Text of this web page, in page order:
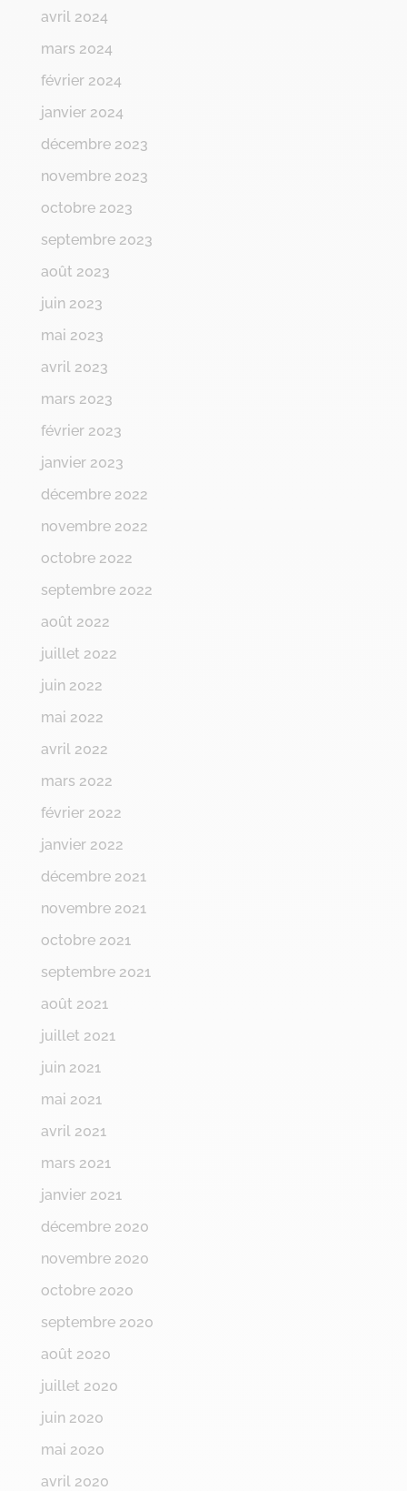
avril 2024
mars 2024
février 2024
janvier 2024
décembre 2023
novembre 2023
octobre 2023
septembre 2023
août 2023
juin 2023
mai 2023
avril 2023
mars 2023
février 2023
janvier 2023
décembre 2022
novembre 2022
octobre 2022
septembre 2022
août 2022
juillet 2022
juin 2022
mai 2022
avril 2022
mars 2022
février 2022
janvier 2022
décembre 2021
novembre 2021
octobre 2021
septembre 2021
août 2021
juillet 2021
juin 2021
mai 2021
avril 2021
mars 2021
janvier 2021
décembre 2020
novembre 2020
octobre 2020
septembre 2020
août 2020
juillet 2020
juin 2020
mai 2020
avril 2020